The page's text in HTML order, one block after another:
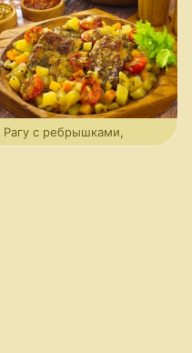
Рагу с ребрышками,